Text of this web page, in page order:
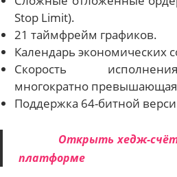
Stop Limit).
21 таймфрейм графиков.
Календарь экономических
Скорость
многократно превышающая
Поддержка 64-битной
Открыть хедж-
платформе